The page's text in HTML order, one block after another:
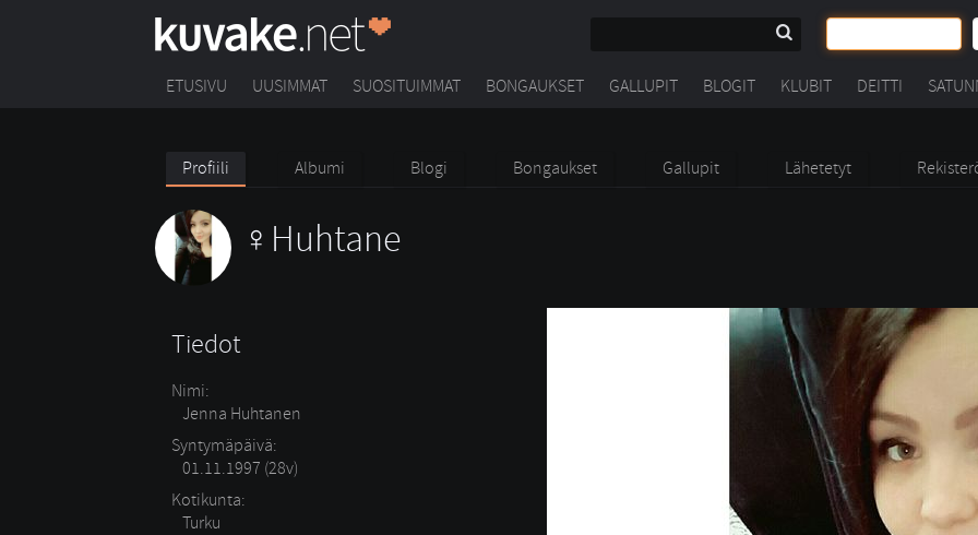
ETUSIVU UUSIMMAT SUOSITUIMMAT BONGAUKSET GALLUPIT BLOGIT KLUBIT DEITTI
Profiili Albumi Blogi Bongaukset Gallupit Lähetetyt
Huhtane
Tiedot
Nimi:
Jenna Huhtanen
Syntymäpäivä:
01.11.1997 (28v)
Kotikunta:
Turku